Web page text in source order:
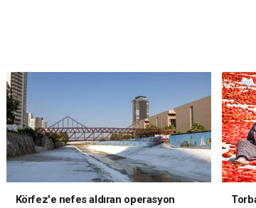
Körfez'e nefes aldıran operasyon